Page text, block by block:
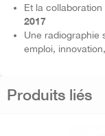
Et la
2017
Une radiographie
emploi,
Produits liés